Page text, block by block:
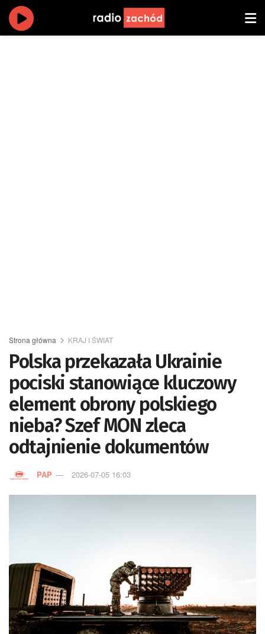
Strona główna KRAJ I ŚWIAT
Polska przekazała Ukrainie
pociski stanowiące kluczowy
element obrony polskiego
nieba? Szef MON zleca
odtajnienie dokumentów
PAP 2026-07-05 16:03